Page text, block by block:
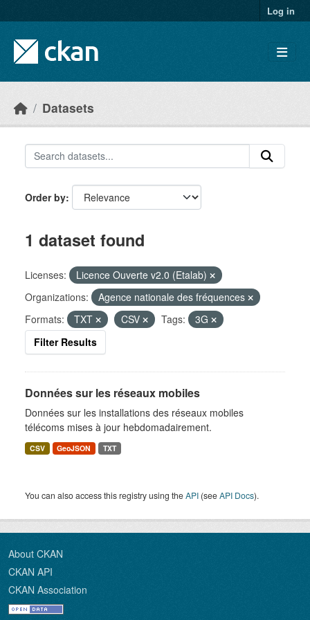
Log in
Datasets
Order by
1 dataset found
Licenses:
Licence Ouverte v2.0 (Etalab)
Organizations:
Agence nationale des fréquences
Formats:
TXT CSV Tags:
3G
Filter Results
Données sur les réseaux mobiles
Données sur les installations des réseaux mobiles
télécoms mises à jour hebdomadairement.
CSV GeoJSON TXT
You can also access this registry using theAPI (seeAPI Docs).
About CKAN
CKAN API
CKAN Association